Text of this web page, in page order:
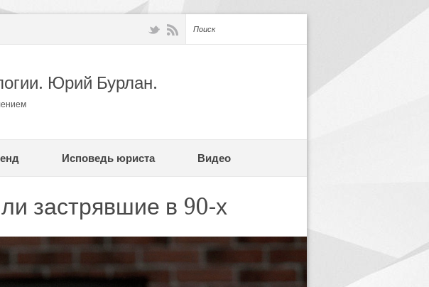
Юрий Бурлан.
Исповедь юриста Видео
застрявшие в 90-х